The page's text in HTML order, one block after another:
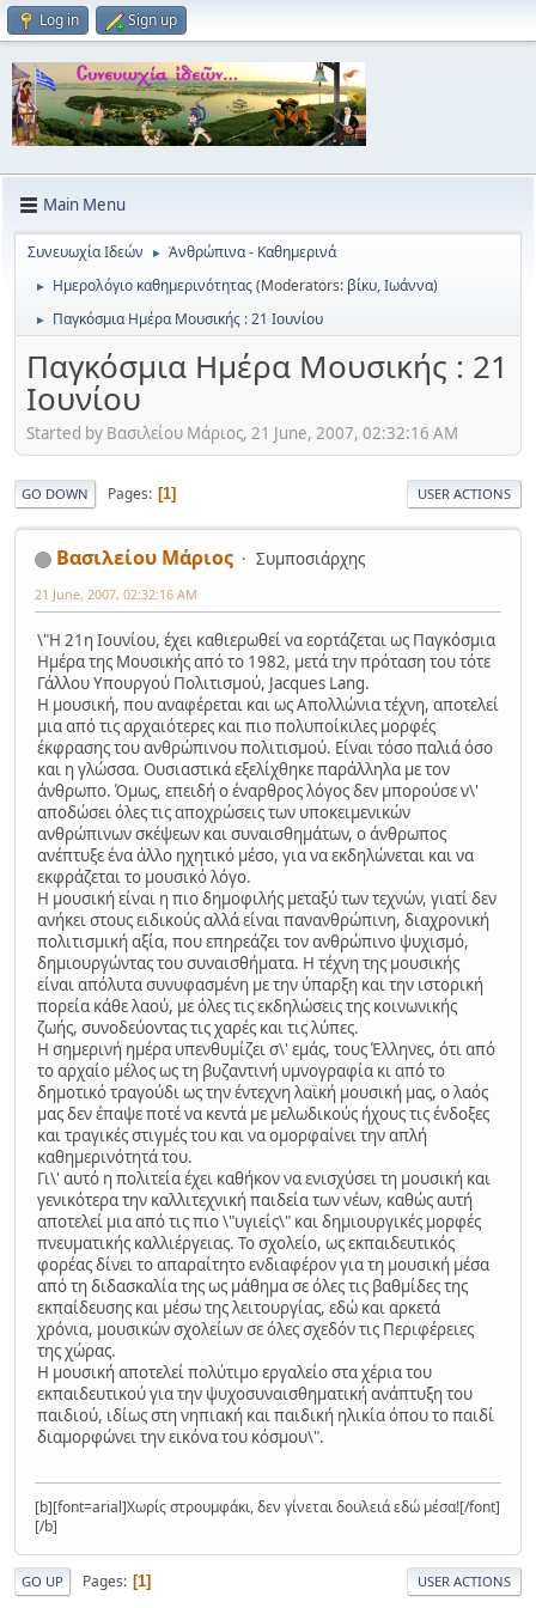
Log in Sign up
Main Menu
Συνευωχία Ιδεών ► Ἀνθρώπινα - Καθημερινά
► Ημερολόγιο καθημερινότητας(Moderators: βίκυ,Ιωάννα)
► Παγκόσμια Ημέρα Μουσικής : 21 Ιουνίου
Παγκόσμια Ημέρα Μουσικής : 21
Ιουνίου
Started by Βασιλείου Μάριος, 21 June, 2007, 02:32:16 AM
GO DOWN Pages 1 USER ACTIONS
Βασιλείου Μάριος Συμποσιάρχης
21 June, 2007, 02:32:16 AM
\"Η 21η Ιουνίου, έχει καθιερωθεί να εορτάζεται ως Παγκόσμια
Ημέρα της Μουσικής από το 1982, μετά την πρόταση του τότε
Γάλλου Υπουργού Πολιτισμού, Jacques Lang.
Η μουσική, που αναφέρεται και ως Απολλώνια τέχνη, αποτελεί
μια από τις αρχαιότερες και πιο πολυποίκιλες μορφές
έκφρασης του ανθρώπινου πολιτισμού. Είναι τόσο παλιά όσο
και η γλώσσα. Ουσιαστικά εξελίχθηκε παράλληλα με τον
άνθρωπο. Όμως, επειδή ο έναρθρος λόγος δεν μπορούσε ν\'
αποδώσει όλες τις αποχρώσεις των υποκειμενικών
ανθρώπινων σκέψεων και συναισθημάτων, ο άνθρωπος
ανέπτυξε ένα άλλο ηχητικό μέσο, για να εκδηλώνεται και να
εκφράζεται το μουσικό λόγο.
Η μουσική είναι η πιο δημοφιλής μεταξύ των τεχνών, γιατί δεν
ανήκει στους ειδικούς αλλά είναι πανανθρώπινη, διαχρονική
πολιτισμική αξία, που επηρεάζει τον ανθρώπινο ψυχισμό,
δημιουργώντας του συναισθήματα. Η τέχνη της μουσικής
είναι απόλυτα συνυφασμένη με την ύπαρξη και την ιστορική
πορεία κάθε λαού, με όλες τις εκδηλώσεις της κοινωνικής
ζωής, συνοδεύοντας τις χαρές και τις λύπες.
Η σημερινή ημέρα υπενθυμίζει σ\' εμάς, τους Έλληνες, ότι από
το αρχαίο μέλος ως τη βυζαντινή υμνογραφία κι από το
δημοτικό τραγούδι ως την έντεχνη λαϊκή μουσική μας, ο λαός
μας δεν έπαψε ποτέ να κεντά με μελωδικούς ήχους τις ένδοξες
και τραγικές στιγμές του και να ομορφαίνει την απλή
καθημερινότητά του.
Γι\' αυτό η πολιτεία έχει καθήκον να ενισχύσει τη μουσική και
γενικότερα την καλλιτεχνική παιδεία των νέων, καθώς αυτή
αποτελεί μια από τις πιο \"υγιείς\" και δημιουργικές μορφές
πνευματικής καλλιέργειας. Το σχολείο, ως εκπαιδευτικός
φορέας δίνει το απαραίτητο ενδιαφέρον για τη μουσική μέσα
από τη διδασκαλία της ως μάθημα σε όλες τις βαθμίδες της
εκπαίδευσης και μέσω της λειτουργίας, εδώ και αρκετά
χρόνια, μουσικών σχολείων σε όλες σχεδόν τις Περιφέρειες
της χώρας.
Η μουσική αποτελεί πολύτιμο εργαλείο στα χέρια του
εκπαιδευτικού για την ψυχοσυναισθηματική ανάπτυξη του
παιδιού, ιδίως στη νηπιακή και παιδική ηλικία όπου το παιδί
διαμορφώνει την εικόνα του κόσμου\".
[b][font=arial]Χωρίς στρουμφάκι, δεν γίνεται δουλειά εδώ μέσα![/font]
[/b]
GO UP Pages 1 USER ACTIONS